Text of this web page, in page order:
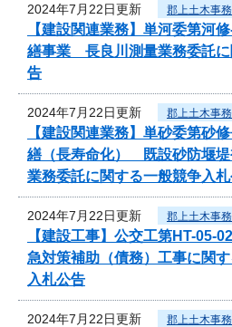
2024年7月22日更新 郡上土木事
【建設関連業務】単河委第河
繕事業 長良川測量業務委託に
告
2024年7月22日更新 郡上土木事
【建設関連業務】単砂委第砂
繕（長寿命化） 既設砂防堰堤
業務委託に関する一般競争入
2024年7月22日更新 郡上土木事
【建設工事】公交工第HT-05-
急対策補助（債務）工事に関
入札公告
2024年7月22日更新 郡上土木事